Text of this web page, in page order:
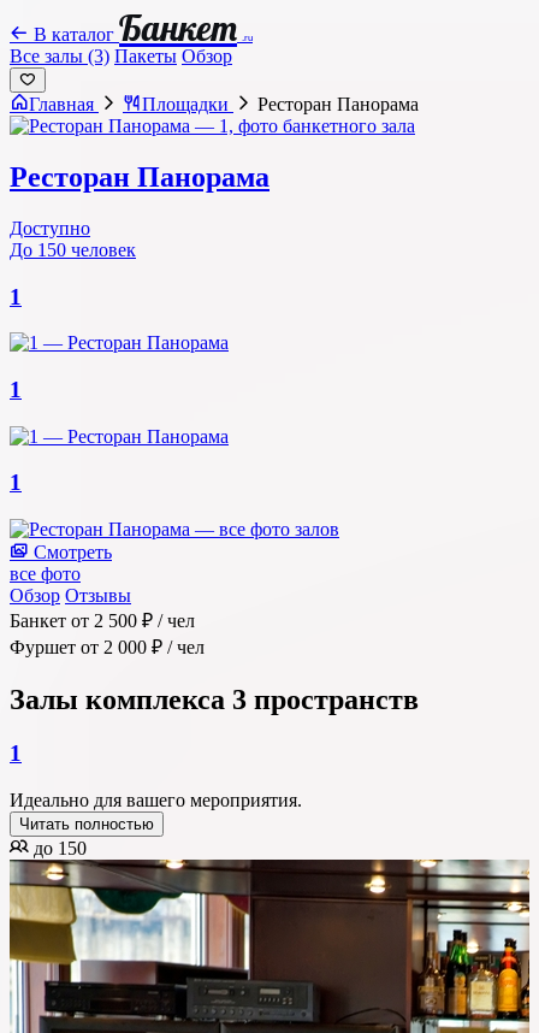
В каталог Банкет .ru
Все залы (3) Пакеты Обзор
Главная Площадки Ресторан Панорама
Ресторан Панорама
Доступно
До 150 человек
1
1
1
Смотреть
все фото
Обзор Отзывы
Банкет от 2 500 ₽ / чел
Фуршет от 2 000 ₽ / чел
Залы комплекса 3 пространств
1
Идеально для вашего мероприятия.
Читать полностью
до 150